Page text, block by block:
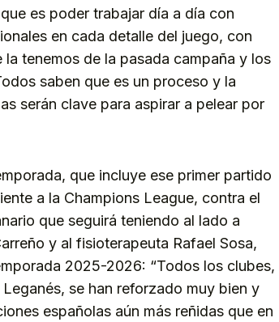
es poder trabajar día a día con
en cada detalle del juego, con
tenemos de la pasada campaña y los
saben que es un proceso y la
serán clave para aspirar a pelear por
que incluye ese primer partido
a la Champions League, contra el
que seguirá teniendo al lado a
y al fisioterapeuta Rafael Sosa,
2025-2026: “Todos los clubes,
se han reforzado muy bien y
españolas aún más reñidas que en